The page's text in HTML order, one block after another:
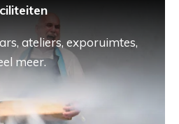
ateliers, exporuimtes,
meer.